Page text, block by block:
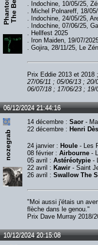
. Indochine, 10/05/25,
. Michel Polnareff, 18/
. Indochine, 24/05/25,
. Indochine, 07/06/25,
. Hellfest 2025
. Iron Maiden, 19/07/
. Gojira, 28/11/25, Le
Prix Eddie 2013 et
27/06/11 ; 05/06/13 ;
06/07/18 ; 17/06/23 ; 19/
06/12/2024 21:44:16
nozegrab
14 décembre : Saor -
22 décembre : Henri Dès
24 janvier : Houle - Les
08 février : Airbourne -
05 avril : Astéréotypie -
22 avril : Kawir - Saint
26 avril : Swallow The
"Moi aussi j'étais un
flèche dans le genou."
Prix Dave Murray 2018/
10/12/2024 20:15:08